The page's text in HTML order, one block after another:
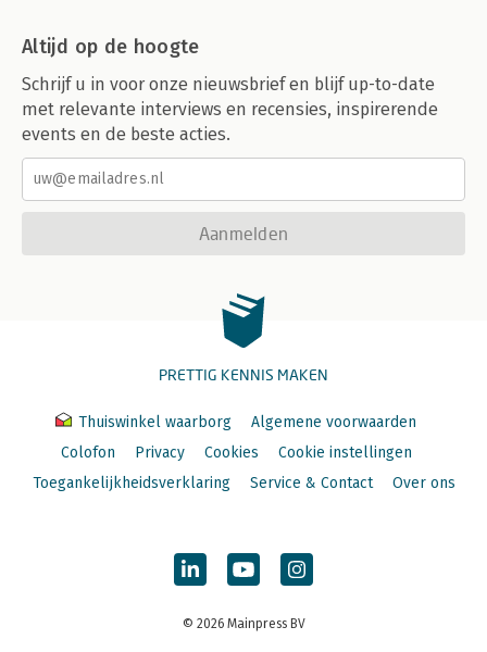
Altijd op de hoogte
Schrijf u in voor onze nieuwsbrief en blijf up-to-date
met relevante interviews en recensies, inspirerende
events en de beste acties.
Aanmelden
PRETTIG KENNIS MAKEN
Thuiswinkel waarborg
Algemene voorwaarden
Colofon
Privacy Cookies
Cookie instellingen
Toegankelijkheidsverklaring
Service & Contact Over ons
© 2026 Mainpress BV